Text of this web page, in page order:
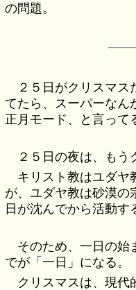
の問題。
２５日がクリスマス
てたら、スーパーなん
正月モード、と言って
２５日の夜は、もう
キリスト教はユダヤ
が、ユダヤ教は砂漠の
日が沈んでから活動す
そのため、一日の始
でが「一日」になる。
クリスマスは、現代